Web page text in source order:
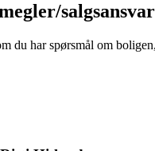
du har spørsmål om